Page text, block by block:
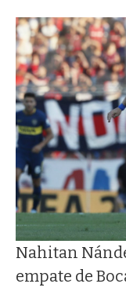
Nahitan
empate de